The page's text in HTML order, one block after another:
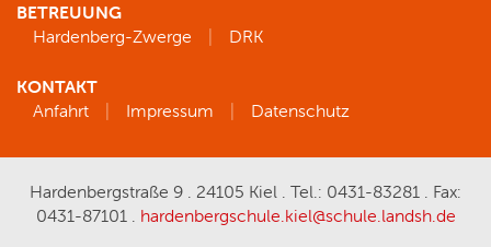
BETREUUNG
Hardenberg-Zwerge
DRK
KONTAKT
Anfahrt
Impressum Datenschutz
Hardenbergstraße 9 . 24105 Kiel . Tel.: 0431-83281 . Fax:
0431-87101 . hardenbergschule.kiel@schule.landsh.de